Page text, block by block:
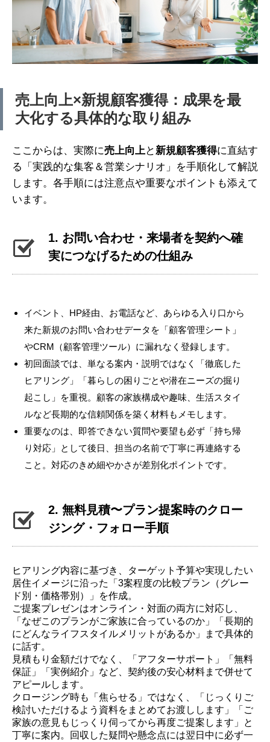
売上向上×新規顧客獲得：成果を最
大化する具体的な取り組み
ここからは、実際に売上向上と新規顧客獲得に直結す
る「実践的な集客＆営業シナリオ」を手順化して解説
します。各手順には注意点や重要なポイントも添えて
います。
1. お問い合わせ・来場者を契約へ確
実につなげるための仕組み
イベント、HP経由、お電話など、あらゆる入り口から
来た新規のお問い合わせデータを「顧客管理シート」
やCRM（顧客管理ツール）に漏れなく登録します。
初回面談では、単なる案内・説明ではなく「徹底した
ヒアリング」「暮らしの困りごとや潜在ニーズの掘り
起こし」を重視。顧客の家族構成や趣味、生活スタイ
ルなど長期的な信頼関係を築く材料もメモします。
重要なのは、即答できない質問や要望も必ず「持ち帰
り対応」として後日、担当の名前で丁寧に再連絡する
こと。対応のきめ細やかさが差別化ポイントです。
2. 無料見積〜プラン提案時のクロー
ジング・フォロー手順
ヒアリング内容に基づき、ターゲット予算や実現したい
居住イメージに沿った「3案程度の比較プラン（グレー
ド別・価格帯別）」を作成。
ご提案プレゼンはオンライン・対面の両方に対応し、
「なぜこのプランがご家族に合っているのか」「長期的
にどんなライフスタイルメリットがあるか」まで具体的
に話す。
見積もり金額だけでなく、「アフターサポート」「無料
保証」「実例紹介」など、契約後の安心材料まで併せて
アピールします。
クロージング時も「焦らせる」ではなく、「じっくりご
検討いただけるよう資料をまとめてお渡しします」「ご
家族の意見もじっくり伺ってから再度ご提案します」と
丁寧に案内。回収した疑問や懸念点には翌日中に必ず一